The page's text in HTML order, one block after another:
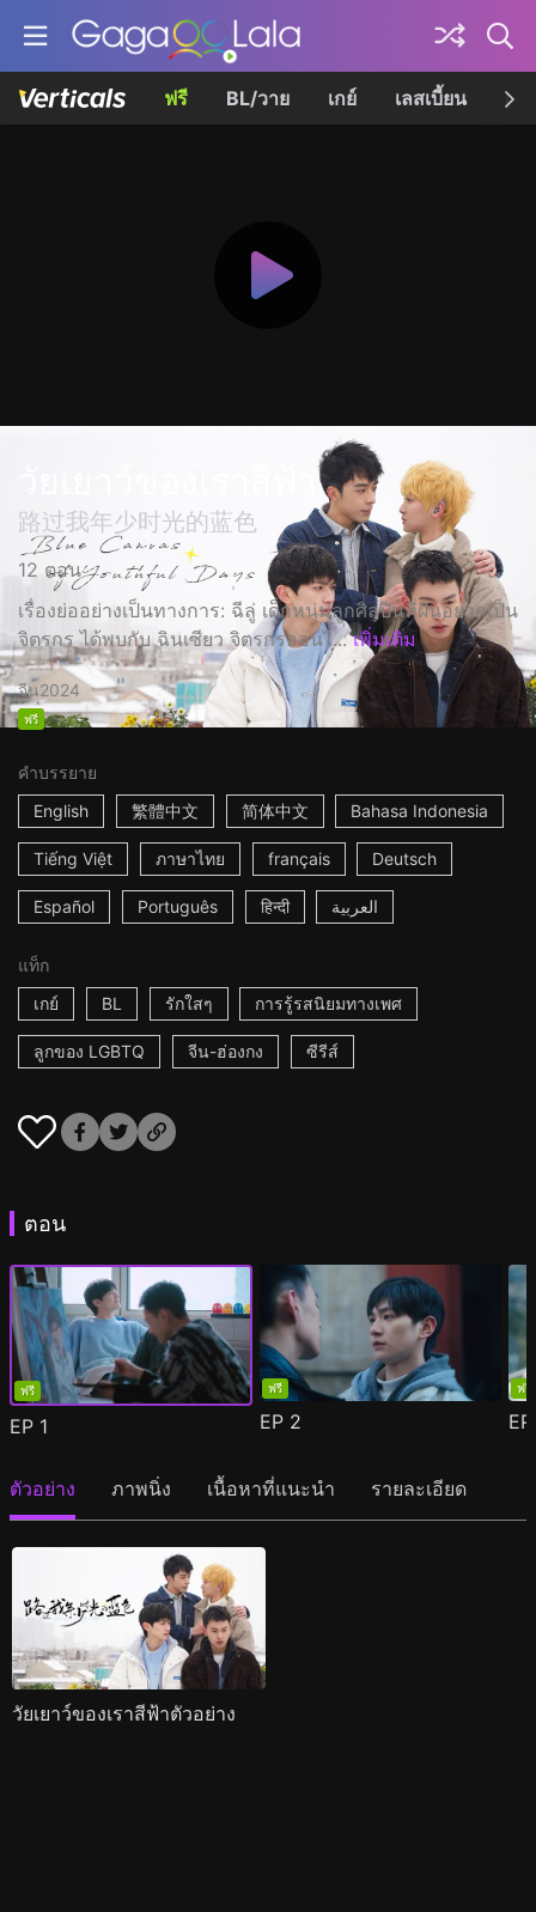
ฟรี BL/วาย เกย์ เลสเบี้ยน เค
路过我年少时光的蓝色
12 ตอน
เรื่องย่ออย่างเป็นทางการ: ฉีลู่ เด็กหนุ่มลูกศิลปินที่ฝันอยากเป็น
จิตรกร ได้พบกับ ฉินเซียว จิตรกรออนไ... เพิ่มเติม
จีน2024
ฟรี
คำบรรยาย
English
繁體中文 简体中文 Bahasa Indonesia
Tiếng Việt ภาษาไทย français Deutsch
Español Português हिन्दी العربية
แท็ก
เกย์
BL รักใสๆ การรู้รสนิยมทางเพศ
ลูกของ LGBTQ จีน-ฮ่องกง ซีรีส์
ตอน
ฟรี
EP 1
ฟรี
EP 2
ฟรี
ตัวอย่าง ภาพนิ่ง เนื้อหาที่แนะนำ รายละเอียด
วัยเยาว์ของเราสีฟ้าตัวอย่าง